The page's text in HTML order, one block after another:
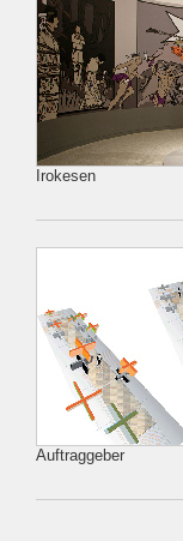
Irokesen
Auftraggeber